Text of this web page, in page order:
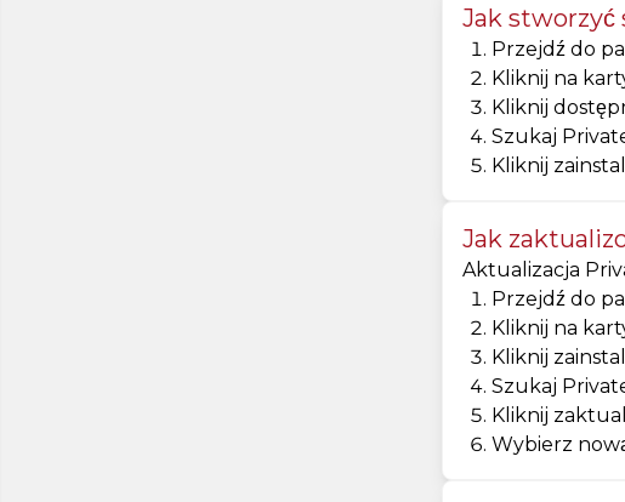
Jak stworzyć
Przejdź do
Kliknij na
Kliknij
Szukaj
Kliknij
Jak
Aktualizacja
Przejdź do
Kliknij na
Kliknij
Szukaj
Kliknij
Wybierz